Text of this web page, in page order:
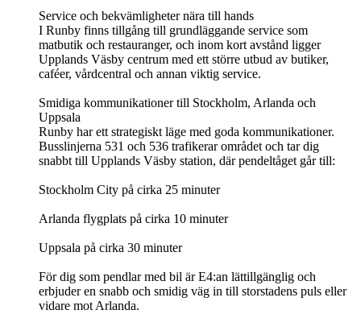
Service och bekvämligheter nära till hands
I Runby finns tillgång till grundläggande service som
matbutik och restauranger, och inom kort avstånd ligger
Upplands Väsby centrum med ett större utbud av butiker,
caféer, vårdcentral och annan viktig service.
Smidiga kommunikationer till Stockholm, Arlanda och
Uppsala
Runby har ett strategiskt läge med goda kommunikationer.
Busslinjerna 531 och 536 trafikerar området och tar dig
snabbt till Upplands Väsby station, där pendeltåget går till:
Stockholm City på cirka 25 minuter
Arlanda flygplats på cirka 10 minuter
Uppsala på cirka 30 minuter
För dig som pendlar med bil är E4:an lättillgänglig och
erbjuder en snabb och smidig väg in till storstadens puls eller
vidare mot Arlanda.